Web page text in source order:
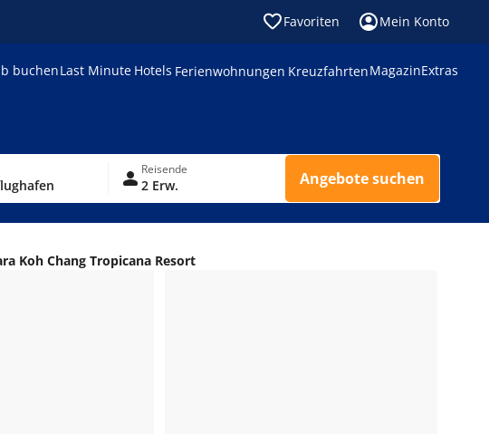
Favoriten Mein Konto
buchenLast Minute Hotels Ferienwohnungen KreuzfahrtenMagazinExtras
Reisende
2 Erw. Angebote suchen
Koh Chang Tropicana Resort